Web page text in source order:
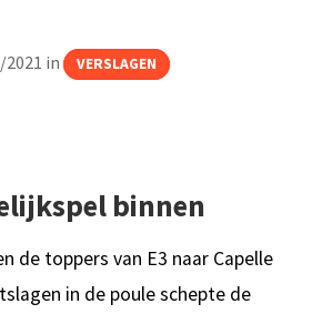
in VERSLAGEN
binnen
de toppers van E3 naar Capelle
in de poule schepte de